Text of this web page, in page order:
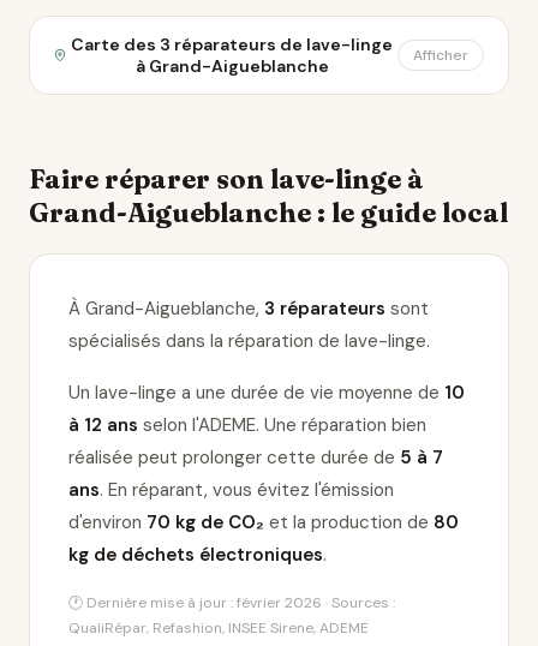
Carte des 3 réparateurs de lave-linge
à Grand-Aigueblanche
Afficher
Faire réparer son lave-linge à
Grand-Aigueblanche : le guide local
À Grand-Aigueblanche, 3 réparateurs sont
spécialisés dans la réparation de lave-linge.
Un lave-linge a une durée de vie moyenne de 10
à 12 ans selon l'ADEME. Une réparation bien
réalisée peut prolonger cette durée de 5 à 7
ans. En réparant, vous évitez l'émission
d'environ 70 kg de CO₂ et la production de 80
kg de déchets électroniques.
🕐 Dernière mise à jour : février 2026 · Sources :
QualiRépar, Refashion, INSEE Sirene, ADEME